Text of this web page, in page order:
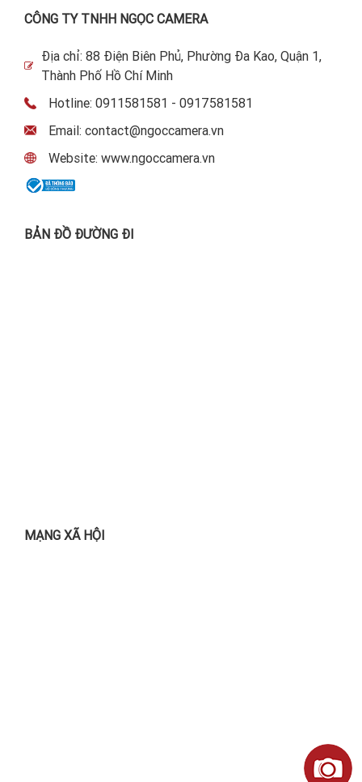
CÔNG TY TNHH NGỌC CAMERA
Địa chỉ: 88 Điện Biên Phủ, Phường Đa Kao, Quận 1,
Thành Phố Hồ Chí Minh
Hotline: 0911581581 - 0917581581
Email: contact@ngoccamera.vn
Website: www.ngoccamera.vn
BẢN ĐỒ ĐƯỜNG ĐI
MẠNG XÃ HỘI